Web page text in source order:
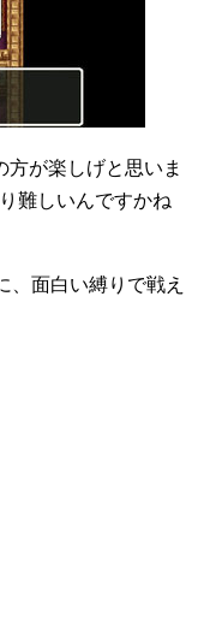
が楽しげと思いま
難しいんですかね
面白い縛りで戦え